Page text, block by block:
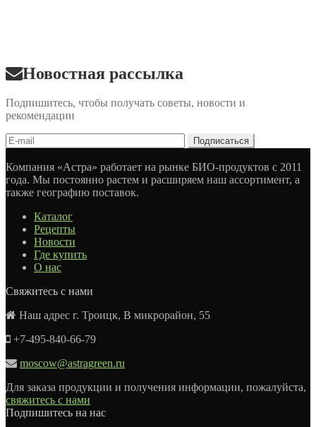
Новостная рассылка
Подпишитесь, чтобы получать советы, новости и
рекомендации
Компания «Астра» работает на рынке БИО-продуктов с 2011
года. Мы постоянно растем и расширяем наш ассортимент, а
также географию поставок.
Каталог
Рецепты
Новости
Где купить
О нас
Свяжитесь с нами
Наш адрес г. Троицк, В микрорайон, 55
+7-495-840-66-79
moscow@astragreen.ru
Для заказа продукции и получения информации, пожалуйста,
свяжитесь с нами
Подпишитесь на нас